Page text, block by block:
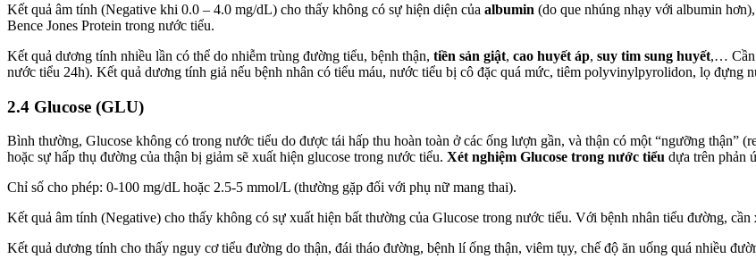
Kết quả âm tính (Negative khi 0.0 – 4.0 mg/dL) cho thấy không có sự hiện diện của albumin (do que nhúng nhạy với albumin
Bence Jones Protein trong nước tiểu.
Kết quả dương tính nhiều lần có thể do nhiễm trùng đường tiểu, bệnh thận, tiền sản giật, cao huyết áp, suy tim sung huyết,… Cần
nước tiểu 24h). Kết quả dương tính giả nếu bệnh nhân có tiểu máu, nước tiểu bị cô đặc quá mức, tiêm polyvinylpyrolidon, lọ đựng
2.4 Glucose (GLU)
Bình thường, Glucose không có trong nước tiểu do được tái hấp thu hoàn toàn ở các ống lượn gần, và thận có một “ngưỡng thận”
hoặc sự hấp thụ đường của thận bị giảm sẽ xuất hiện glucose trong nước tiểu. Xét nghiệm Glucose trong nước tiểu dựa trên phản
Chỉ số cho phép: 0-100 mg/dL hoặc 2.5-5 mmol/L (thường gặp đối với phụ nữ mang thai).
Kết quả âm tính (Negative) cho thấy không có sự xuất hiện bất thường của Glucose trong nước tiểu. Với bệnh nhân tiểu đường, cần
Kết quả dương tính cho thấy nguy cơ tiểu đường do thận, đái tháo đường, bệnh lí ống thận, viêm tụy, chế độ ăn uống quá nhiều